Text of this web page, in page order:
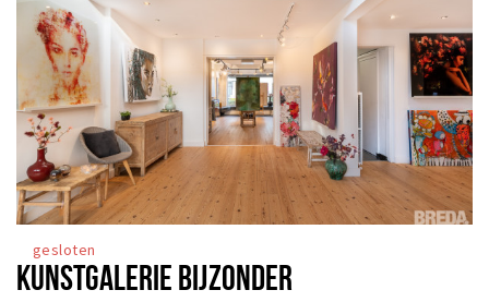
gesloten
KUNSTGALERIE BIJZONDER